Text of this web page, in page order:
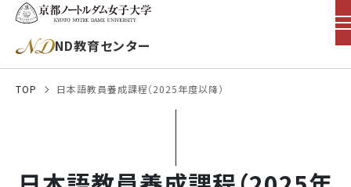
ND教育センター
TOP 日本語教員養成課程（2025年度以降）